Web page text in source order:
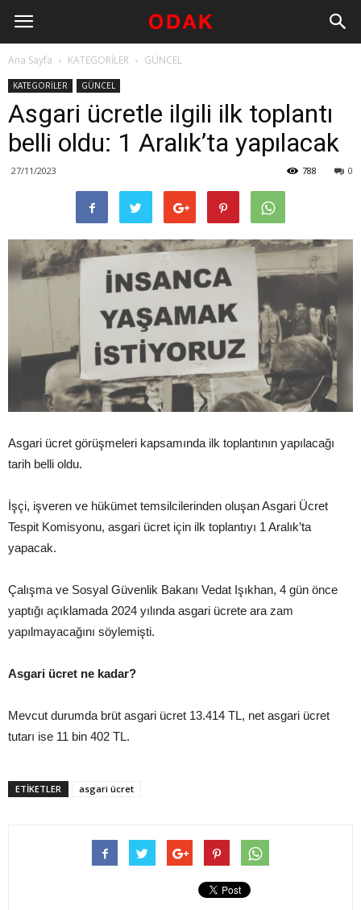
Ana Sayfa KATEGORİLER GÜNCEL
KATEGORİLER GÜNCEL
Asgari ücretle ilgili ilk toplantı
belli oldu: 1 Aralık’ta yapılacak
27/11/2023 0
788
Asgari ücret görüşmeleri kapsamında ilk toplantının yapılacağı
tarih belli oldu.
İşçi, işveren ve hükümet temsilcilerinden oluşan Asgari Ücret
Tespit Komisyonu, asgari ücret için ilk toplantıyı 1 Aralık’ta
yapacak.
Çalışma ve Sosyal Güvenlik Bakanı Vedat Işıkhan, 4 gün önce
yaptığı açıklamada 2024 yılında asgari ücrete ara zam
yapılmayacağını söylemişti.
Asgari ücret ne kadar?
Mevcut durumda brüt asgari ücret 13.414 TL, net asgari ücret
tutarı ise 11 bin 402 TL.
ETIKETLER asgari ücret